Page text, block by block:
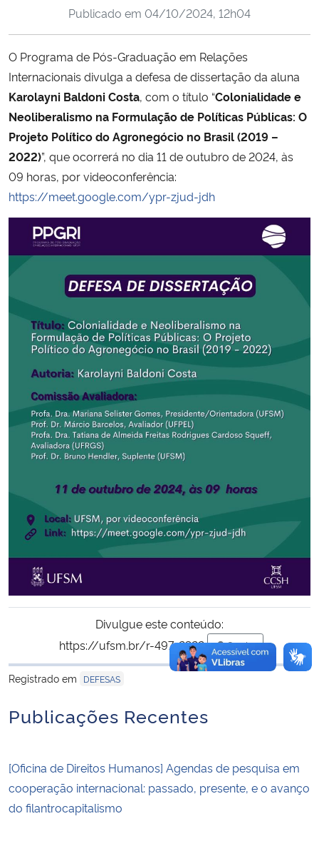
Ministério da Cidadania
Ministério de Minas e Energia
Ministério da Ciência, Tecnologia, Inovações e Comunicações
Ministério do Meio Ambiente
Ministério do Turismo
Ministério do Desenvolvimento Regional
Controladoria-Geral da União
Ministério da Mulher, da Família e dos Direitos Humanos
Secretaria-Geral
Secretaria de Governo
Gabinete de Segurança Institucional
Banco Central do Brasil
Planalto
Publicado em 04/10/2024, 12h04
O Programa de Pós-Graduação em Relações
Internacionais divulga a defesa de dissertação da aluna
Karolayni Baldoni Costa, com o título “Colonialidade e
Neoliberalismo na Formulação de Políticas Públicas: O
Projeto Político do Agronegócio no Brasil (2019 –
2022)”, que ocorrerá no dia 11 de outubro de 2024, às
09 horas, por videoconferência:
https://meet.google.com/ypr-zjud-jdh
Divulgue este conteúdo:
https://ufsm.br/r-497-2322
Copiar
para área de
Registrado em
DEFESAS
Publicações Recentes
[Oficina de Direitos Humanos] Agendas de pesquisa em
cooperação internacional: passado, presente, e o avanço
do filantrocapitalismo